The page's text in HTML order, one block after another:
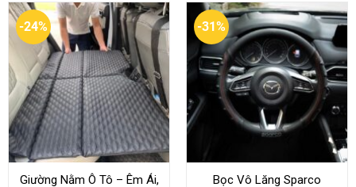
-24%
Giường Nằm Ô Tô – Êm Ái,
-31%
Bọc Vô Lăng Sparco